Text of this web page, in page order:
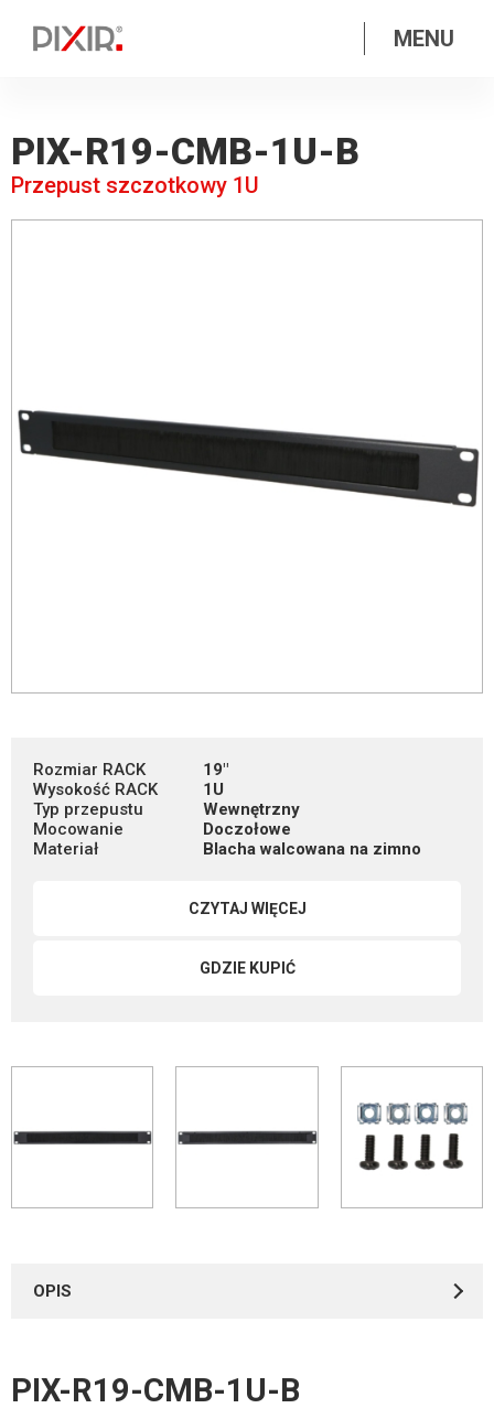
MENU
PIX-R19-CMB-1U-B
Przepust szczotkowy 1U
Rozmiar RACK
19"
Wysokość RACK
1U
Typ przepustu
Wewnętrzny
Mocowanie
Doczołowe
Materiał
Blacha walcowana na zimno
CZYTAJ WIĘCEJ
GDZIE KUPIĆ
OPIS
PIX-R19-CMB-1U-B
Certyfikaty